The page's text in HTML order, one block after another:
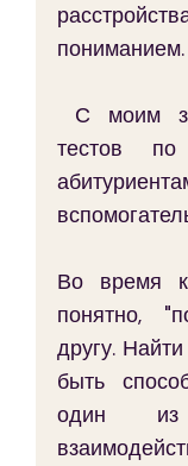
пониманием.
тестов
Во время
понятно,
другу.
быть
один из